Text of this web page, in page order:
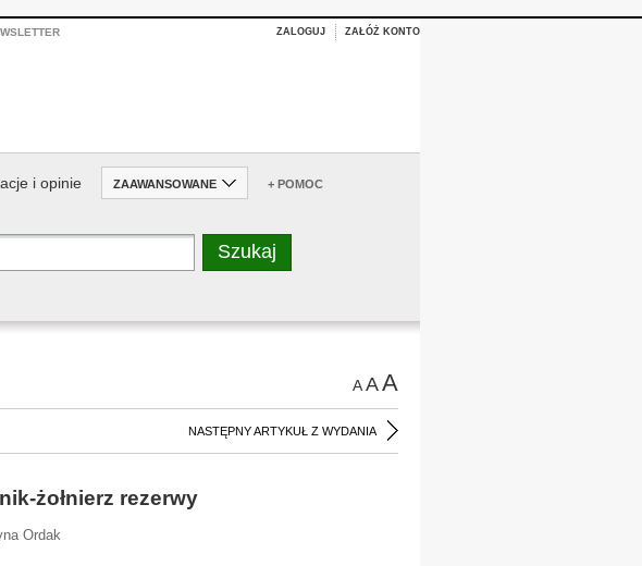
ZALOGUJ ZAŁÓŻ KONTO
i opinie ZAAWANSOWANE + POMOC
AAA
NASTĘPNY ARTYKUŁ Z WYDANIA
żołnierz rezerwy
Ordak